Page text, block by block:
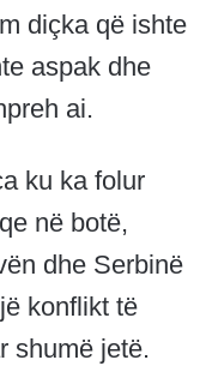
diçka që ishte
aspak dhe
ai.
ku ka folur
në botë,
dhe Serbinë
konflikt të
shumë jetë.